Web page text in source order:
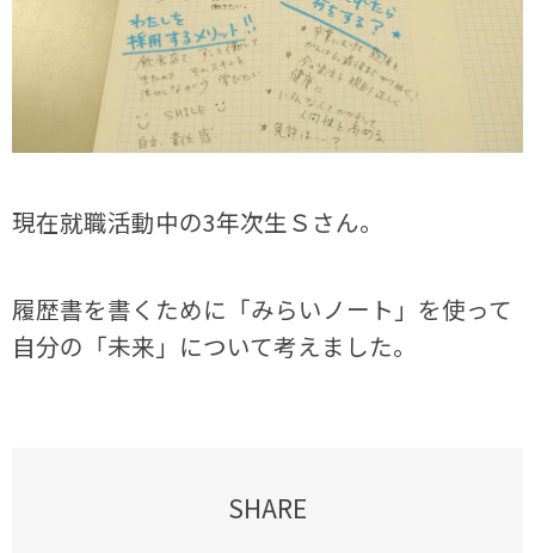
現在就職活動中の3年次生Ｓさん。
履歴書を書くために「みらいノート」を使って
自分の「未来」について考えました。
SHARE